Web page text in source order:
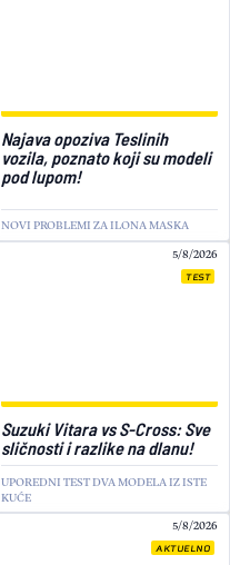
Najava opoziva Teslinih
vozila, poznato koji su modeli
pod lupom!
NOVI PROBLEMI ZA ILONA MASKA
TEST
5/8/2026
Suzuki Vitara vs S-Cross: Sve
sličnosti i razlike na dlanu!
UPOREDNI TEST DVA MODELA IZ ISTE
KUĆE
AKTUELNO
5/8/2026